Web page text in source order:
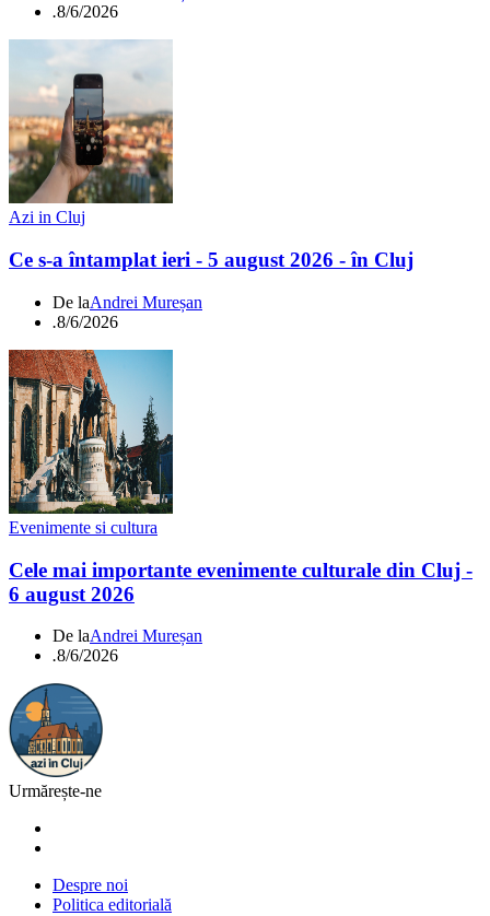
.8/6/2026
Azi in Cluj
Ce s-a întamplat ieri - 5 august 2026 - în Cluj
De laAndrei Mureșan
.8/6/2026
Evenimente si cultura
Cele mai importante evenimente culturale din Cluj -
6 august 2026
De laAndrei Mureșan
.8/6/2026
Urmărește-ne
Despre noi
Politica editorială